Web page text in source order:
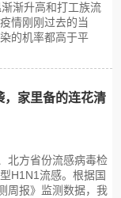
渐升高和打工族流
情刚刚过去的当
的机率都高于平
，家里备的连花清
北方省份流感病毒检
H1N1流感。根据国
周报》监测数据，我